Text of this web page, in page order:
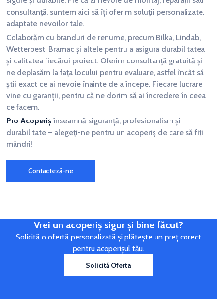
consultanță, suntem aici să îți oferim soluții personalizate,
adaptate nevoilor tale.
Colaborăm cu branduri de renume, precum Bilka, Lindab,
Wetterbest, Bramac și altele pentru a asigura durabilitatea
și calitatea fiecărui proiect. Oferim consultanță gratuită și
ne deplasăm la fața locului pentru evaluare, astfel încât să
știi exact ce ai nevoie înainte de a începe. Fiecare lucrare
vine cu garanții, pentru că ne dorim să ai încredere în ceea
ce facem.
Pro Acoperișînseamnă siguranță, profesionalism și
durabilitate – alegeți-ne pentru un acoperiș de care să fiți
mândri!
Contacteză-ne
Vrei un acoperiș sigur și bine făcut?
Solicită o ofertă personalizată și plătește un preț corect
pentru acoperișul tău.
Solicită Oferta